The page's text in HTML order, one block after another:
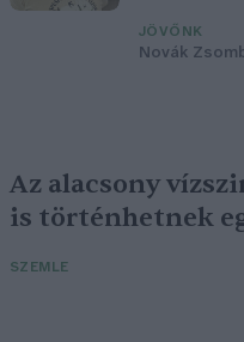
JÖVŐNK
Novák
Az alacsony
is történhetnek
SZEMLE